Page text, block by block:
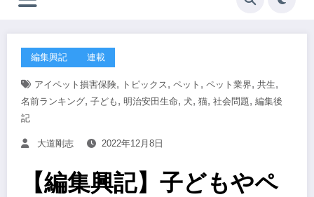
編集興記 連載
アイペット損害保険, トピックス, ペット , ペット業界, 共生,
名前ランキング, 子ども , 明治安田生命, 犬, 猫, 社会問題, 編集後
記
大道剛志 2022年12月8日
【編集興記】子どもやペ